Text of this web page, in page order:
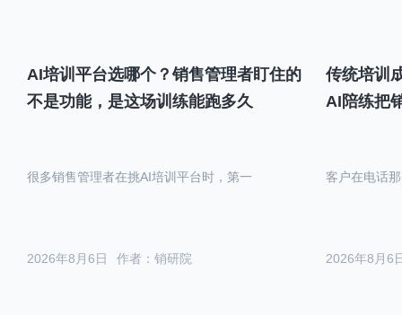
AI培训平台选哪个？销售管理者盯住的
不是功能，是这场训练能跑多久
作者：销研院
2026年8月6日
很多销售管理者在挑AI培训平台时，第一
传统培训
AI陪练把
2026年8月6
客户在电话